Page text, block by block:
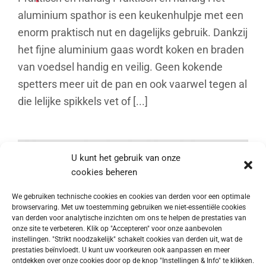
U kunt het gebruik van onze
cookies beheren
We gebruiken technische cookies en cookies van derden voor een optimale
browservaring. Met uw toestemming gebruiken we niet-essentiële cookies
van derden voor analytische inzichten om ons te helpen de prestaties van
onze site te verbeteren. Klik op "Accepteren" voor onze aanbevolen
instellingen. "Strikt noodzakelijk" schakelt cookies van derden uit, wat de
prestaties beïnvloedt. U kunt uw voorkeuren ook aanpassen en meer
ontdekken over onze cookies door op de knop "Instellingen & Info" te klikken.
aluminium spathor is een keukenhulpje met een
enorm praktisch nut en dagelijks gebruik. Dankzij
het fijne aluminium gaas wordt koken en braden
van voedsel handig en veilig. Geen kokende
spetters meer uit de pan en ook vaarwel tegen al
die lelijke spikkels vet of [...]
Trio-Box